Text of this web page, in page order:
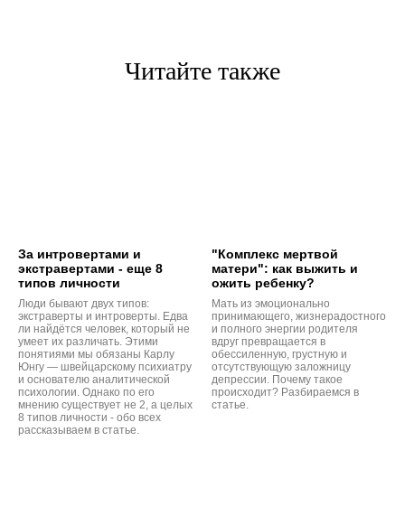
Читайте также
За интровертами и
экстравертами - еще 8
типов личности
Люди бывают двух типов:
экстраверты и интроверты. Едва
ли найдётся человек, который не
умеет их различать. Этими
понятиями мы обязаны Карлу
Юнгу — швейцарскому психиатру
и основателю аналитической
психологии. Однако по его
мнению существует не 2, а целых
8 типов личности - обо всех
рассказываем в статье.
"Комплекс мертвой
матери": как выжить и
ожить ребенку?
Мать из эмоционально
принимающего, жизнерадостного
и полного энергии родителя
вдруг превращается в
обессиленную, грустную и
отсутствующую заложницу
депрессии. Почему такое
происходит? Разбираемся в
статье.